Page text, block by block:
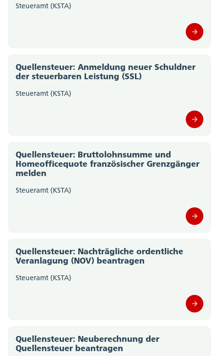
Steueramt (KSTA)
Quellensteuer: Anmeldung neuer Schuldner
der steuerbaren Leistung (SSL)
Steueramt (KSTA)
Quellensteuer: Bruttolohnsumme und
Homeofficequote französischer Grenzgänger
melden
Steueramt (KSTA)
Quellensteuer: Nachträgliche ordentliche
Veranlagung (NOV) beantragen
Steueramt (KSTA)
Quellensteuer: Neuberechnung der
Quellensteuer beantragen